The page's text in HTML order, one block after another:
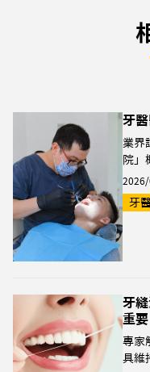
牙
業界
院」
牙
牙
重要
專家
具維